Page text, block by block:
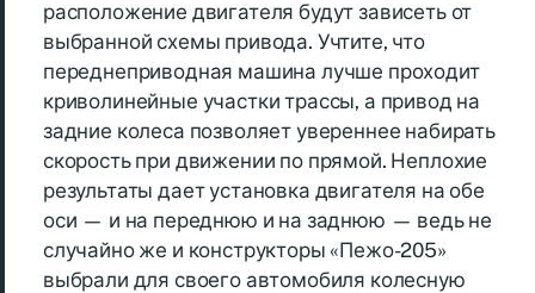
расположение двигателя будут зависеть от
выбранной схемы привода. Учтите, что
переднеприводная машина лучше проходит
криволинейные участки трассы, а привод на
задние колеса позволяет увереннее набирать
скорость при движении по прямой. Неплохие
результаты дает установка двигателя на обе
оси — и на переднюю и на заднюю — ведь не
случайно же и конструкторы «Пежо-205»
выбрали для своего автомобиля колесную